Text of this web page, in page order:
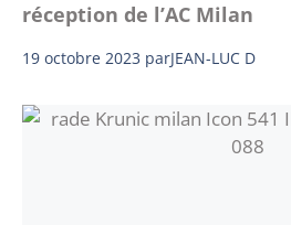
réception de l’AC Milan
19 octobre 2023 parJEAN-LUC D